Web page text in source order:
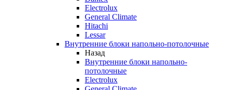
Electrolux
General Climate
Hitachi
Lessar
Внутренние блоки напольно-потолочные
Назад
Внутренние блоки напольно-
потолочные
Electrolux